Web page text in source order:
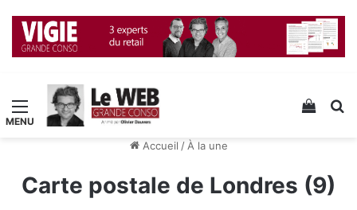
Menu Voir
Accueil / À la une
Carte postale de Londres (9)